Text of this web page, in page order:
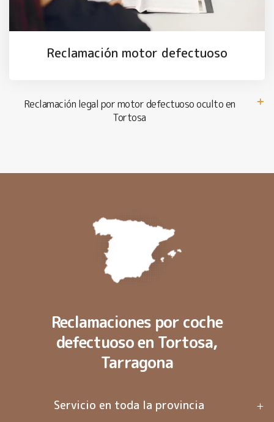
Reclamación motor defectuoso
Reclamación legal por motor defectuoso oculto en
Tortosa
Reclamaciones por coche
defectuoso en Tortosa,
Tarragona
Servicio en toda la provincia